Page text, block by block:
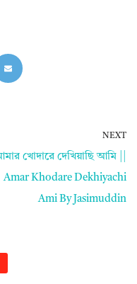
NEXT
খোদারে দেখিয়াছি আমি ||
Amar Khodare Dekhiyachi
Ami By Jasimuddin